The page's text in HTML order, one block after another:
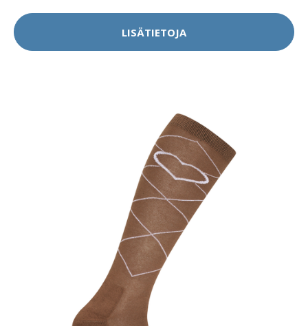
LISÄTIETOJA